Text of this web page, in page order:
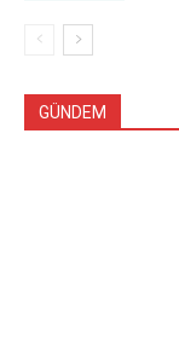
GÜNDEM